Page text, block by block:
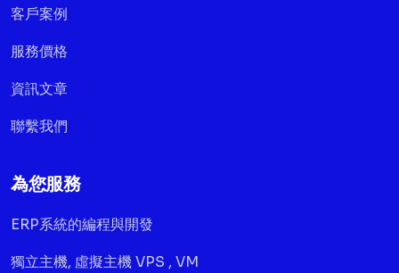
客戶案例
服務價格
資訊文章
聯繫我們
為您服務
ERP系統的編程與開發
獨立主機, 虛擬主機 VPS , VM